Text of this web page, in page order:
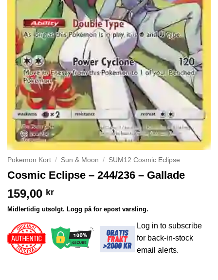
Pokemon Kort / Sun & Moon / SUM12 Cosmic Eclipse
Cosmic Eclipse – 244/236 – Gallade
159,00 kr
Midlertidig utsolgt. Logg på for epost varsling.
Log in to subscribe
for back-in-stock
email alerts.